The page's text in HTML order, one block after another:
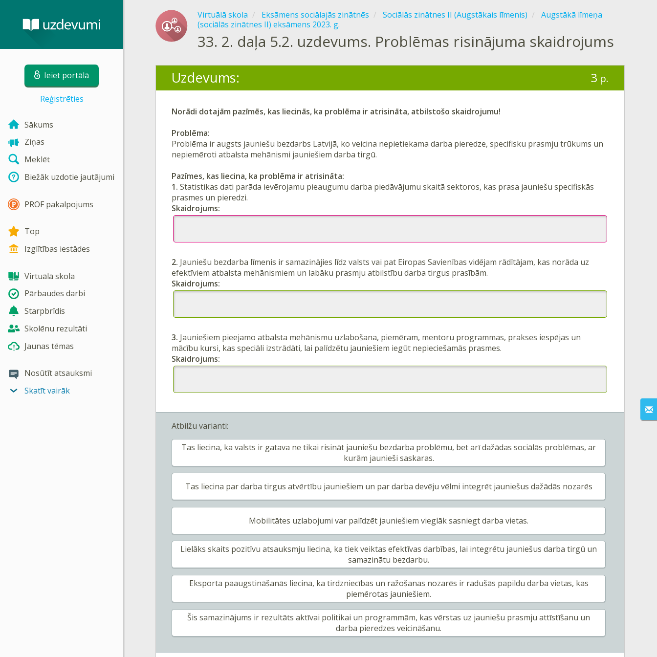
Ieiet portālā
Reģistrēties
Sākums
Ziņas
Meklēt
Biežāk uzdotie jautājumi
PROF pakalpojums
Top
Izglītības iestādes
Virtuālā skola
Pārbaudes darbi
Starpbrīdis
Skolēnu rezultāti
Jaunas tēmas
Nosūtīt atsauksmi
Skatīt vairāk
Virtuālā skola Eksāmens sociālajās zinātnēs Sociālās zinātnes II (Augstākais līmenis)
Augstākā līmeņa
(sociālās zinātnes II) eksāmens 2023. g.
33. 2. daļa 5.2. uzdevums. Problēmas risinājuma skaidrojums
Uzdevums: 3 p.
Norādi dotajām pazīmēs, kas liecinās, ka problēma ir atrisināta, atbilstošo skaidrojumu!
Problēma:
Problēma ir augsts jauniešu bezdarbs Latvijā, ko veicina nepietiekama darba pieredze, specifisku prasmju trūkums un
nepiemēroti atbalsta mehānismi jauniešiem darba tirgū.
Pazīmes, kas liecina, ka problēma ir atrisināta:
1. Statistikas dati parāda ievērojamu pieaugumu darba piedāvājumu skaitā sektoros, kas prasa jauniešu specifiskās
prasmes un pieredzi.
Skaidrojums:
2. Jauniešu bezdarba līmenis ir samazinājies līdz valsts vai pat Eiropas Savienības vidējam rādītājam, kas norāda uz
efektīviem atbalsta mehānismiem un labāku prasmju atbilstību darba tirgus prasībām.
Skaidrojums:
3. Jauniešiem pieejamo atbalsta mehānismu uzlabošana, piemēram, mentoru programmas, prakses iespējas un
mācību kursi, kas speciāli izstrādāti, lai palīdzētu jauniešiem iegūt nepieciešamās prasmes.
Skaidrojums:
Atbilžu varianti:
Tas liecina, ka valsts ir gatava ne tikai risināt jauniešu bezdarba problēmu, bet arī dažādas sociālās problēmas, ar
kurām jaunieši saskaras.
Tas liecina par darba tirgus atvērtību jauniešiem un par darba devēju vēlmi integrēt jauniešus dažādās nozarēs
Mobilitātes uzlabojumi var palīdzēt jauniešiem vieglāk sasniegt darba vietas.
Lielāks skaits pozitīvu atsauksmju liecina, ka tiek veiktas efektīvas darbības, lai integrētu jauniešus darba tirgū un
samazinātu bezdarbu.
Eksporta paaugstināšanās liecina, ka tirdzniecības un ražošanas nozarēs ir radušās papildu darba vietas, kas
piemērotas jauniešiem.
Šis samazinājums ir rezultāts aktīvai politikai un programmām, kas vērstas uz jauniešu prasmju attīstīšanu un
darba pieredzes veicināšanu.